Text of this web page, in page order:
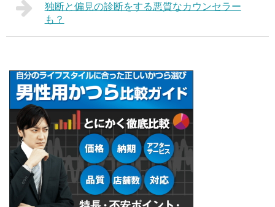
独断と偏見の診断をする悪質なカウンセラー
も？